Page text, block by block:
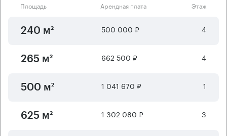
Площадь Арендная плата Этаж
240 м² 500 000 ₽ 4
265 м² 662 500 ₽ 4
500 м² 1 041 670 ₽ 1
625 м² 1 302 080 ₽ 3